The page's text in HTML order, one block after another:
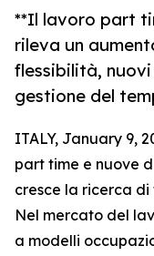
**Il lavoro part
rileva un
flessibilità,
gestione del
ITALY, January 9,
part time e nuove
cresce la ricerca di
Nel mercato del
a modelli